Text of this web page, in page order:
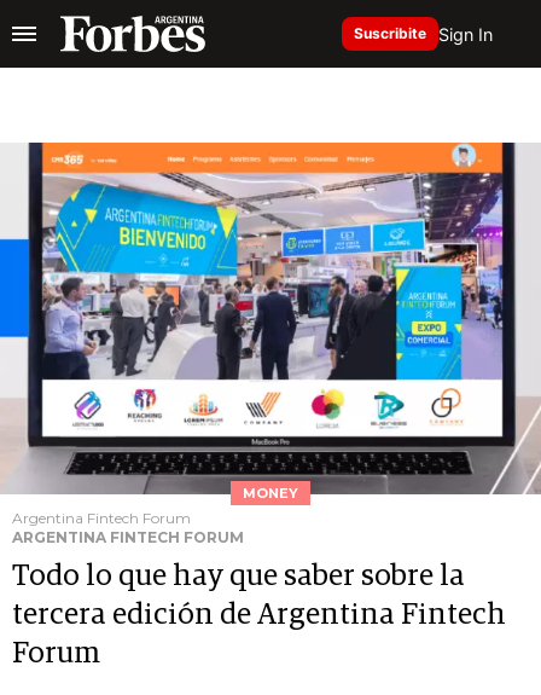
Suscribite Sign In
MONEY
Argentina Fintech Forum
ARGENTINA FINTECH FORUM
Todo lo que hay que saber sobre la
tercera edición de Argentina Fintech
Forum